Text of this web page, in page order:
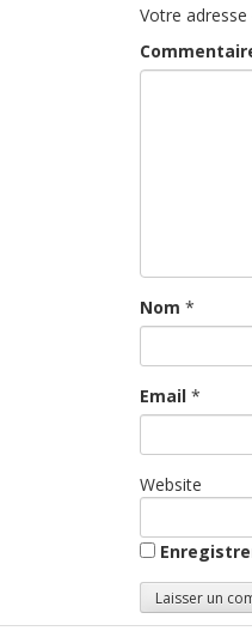
Votre
Nom *
Email *
Website